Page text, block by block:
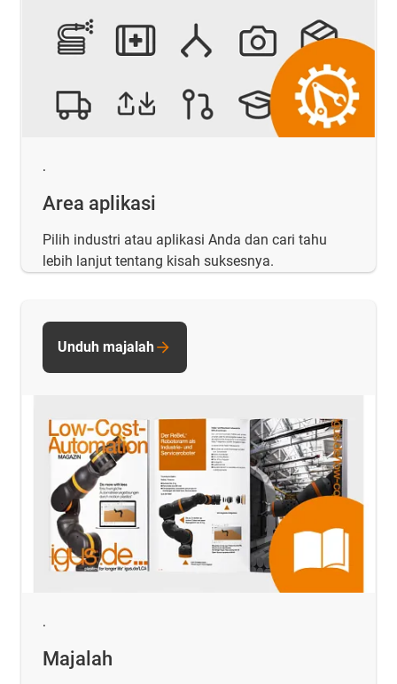
.
Area aplikasi
Pilih industri atau aplikasi Anda dan cari tahu
lebih lanjut tentang kisah suksesnya.
.
Majalah
Unduh majalah